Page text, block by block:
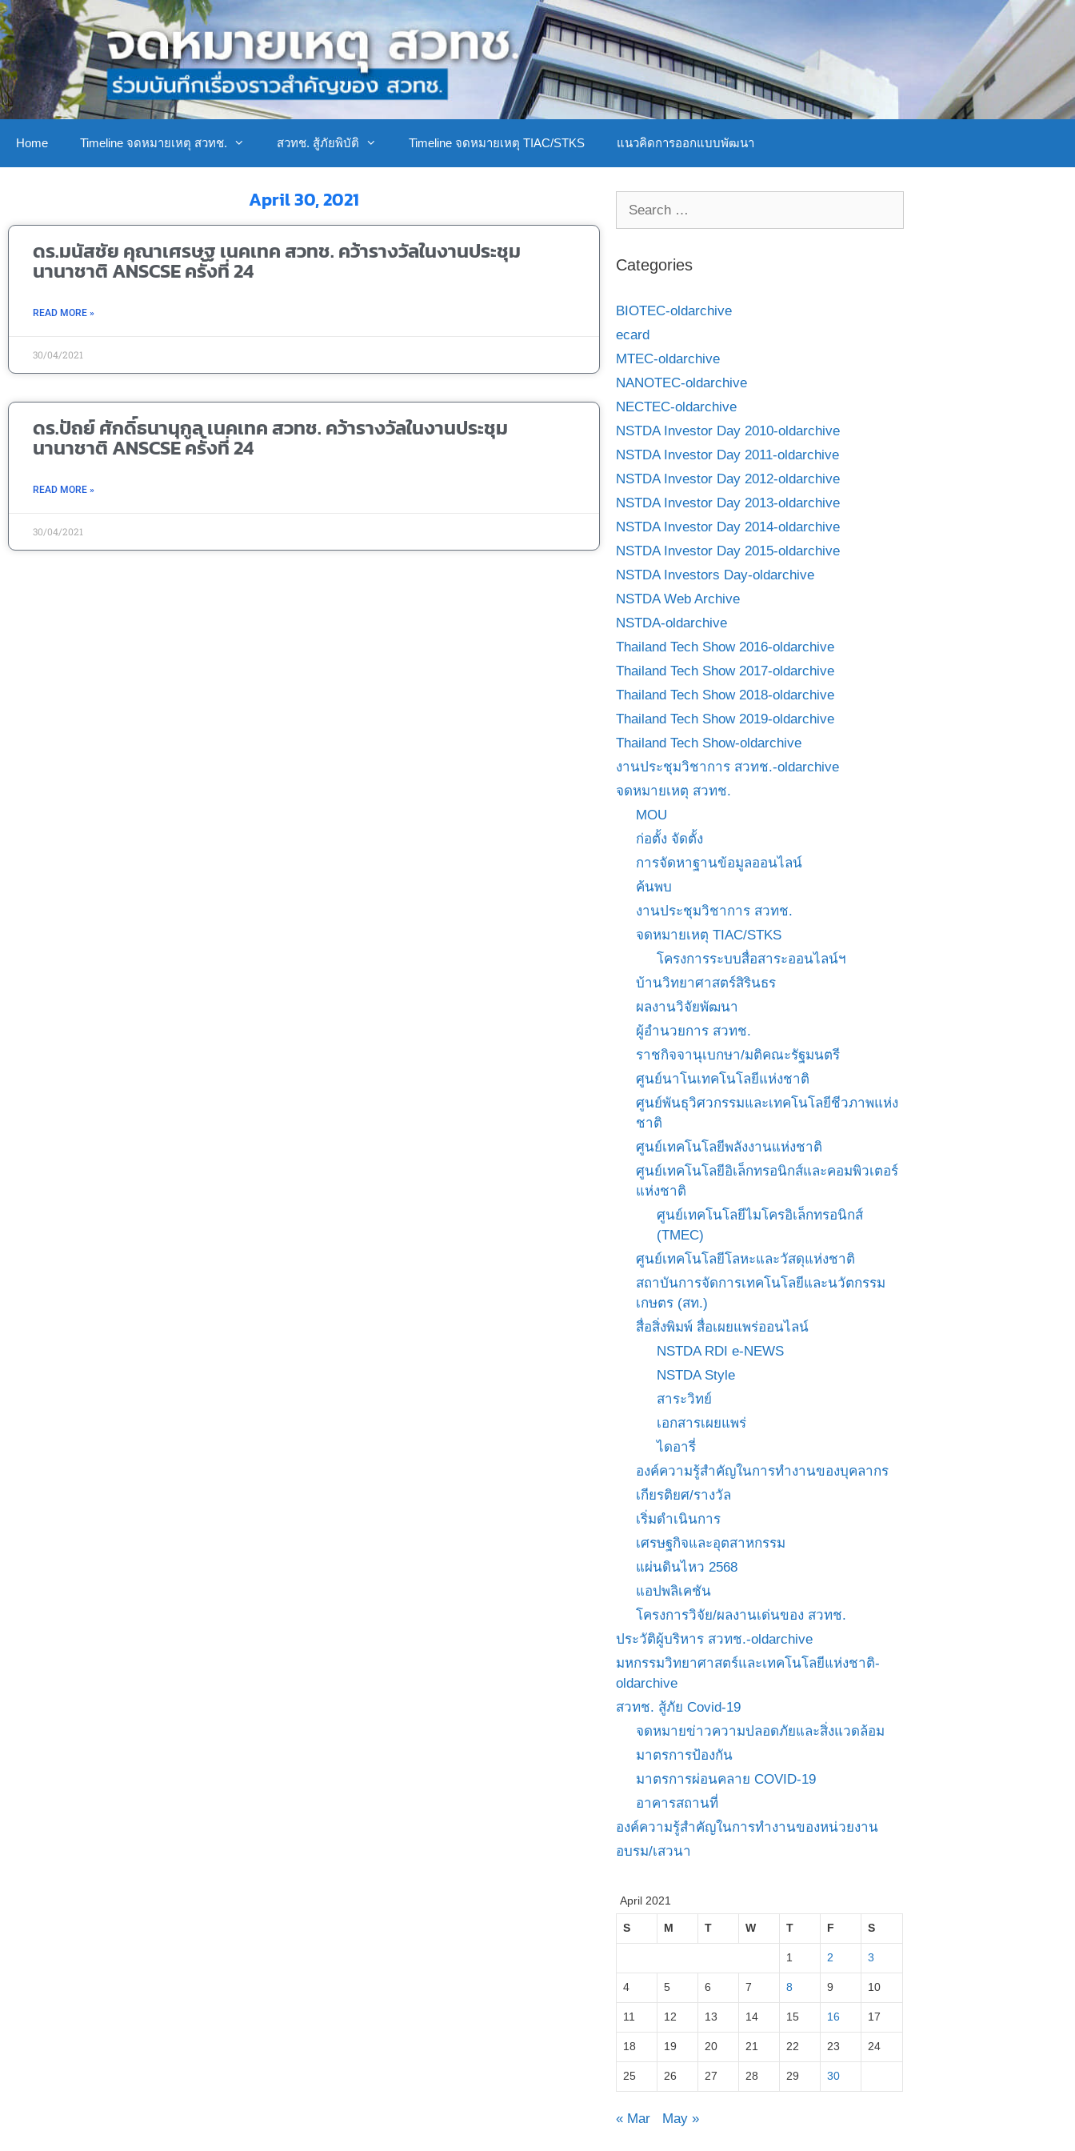
Home Timeline จดหมายเหตุ สวทช. สวทช. สู้ภัยพิบัติ Timeline จดหมายเหตุ TIAC/STKS แนวคิดการออกแบบพัฒนา
April 30, 2021
ดร.มนัสชัย คุณาเศรษฐ เนคเทค สวทช. คว้ารางวัลในงานประชุม
นานาชาติ ANSCSE ครั้งที่ 24
READ MORE »
30/04/2021
ดร.ปัถย์ ศักดิ์ธนานุกูล เนคเทค สวทช. คว้ารางวัลในงานประชุม
นานาชาติ ANSCSE ครั้งที่ 24
READ MORE »
30/04/2021
Categories
BIOTEC-oldarchive
ecard
MTEC-oldarchive
NANOTEC-oldarchive
NECTEC-oldarchive
NSTDA Investor Day 2010-oldarchive
NSTDA Investor Day 2011-oldarchive
NSTDA Investor Day 2012-oldarchive
NSTDA Investor Day 2013-oldarchive
NSTDA Investor Day 2014-oldarchive
NSTDA Investor Day 2015-oldarchive
NSTDA Investors Day-oldarchive
NSTDA Web Archive
NSTDA-oldarchive
Thailand Tech Show 2016-oldarchive
Thailand Tech Show 2017-oldarchive
Thailand Tech Show 2018-oldarchive
Thailand Tech Show 2019-oldarchive
Thailand Tech Show-oldarchive
งานประชุมวิชาการ สวทช.-oldarchive
จดหมายเหตุ สวทช.
MOU
ก่อตั้ง จัดตั้ง
การจัดหาฐานข้อมูลออนไลน์
ค้นพบ
งานประชุมวิชาการ สวทช.
จดหมายเหตุ TIAC/STKS
โครงการระบบสื่อสาระออนไลน์ฯ
บ้านวิทยาศาสตร์สิรินธร
ผลงานวิจัยพัฒนา
ผู้อำนวยการ สวทช.
ราชกิจจานุเบกษา/มติคณะรัฐมนตรี
ศูนย์นาโนเทคโนโลยีแห่งชาติ
ศูนย์พันธุวิศวกรรมและเทคโนโลยีชีวภาพแห่ง
ชาติ
ศูนย์เทคโนโลยีพลังงานแห่งชาติ
ศูนย์เทคโนโลยีอิเล็กทรอนิกส์และคอมพิวเตอร์
แห่งชาติ
ศูนย์เทคโนโลยีไมโครอิเล็กทรอนิกส์
(TMEC)
ศูนย์เทคโนโลยีโลหะและวัสดุแห่งชาติ
สถาบันการจัดการเทคโนโลยีและนวัตกรรม
เกษตร (สท.)
สื่อสิ่งพิมพ์ สื่อเผยแพร่ออนไลน์
NSTDA RDI e-NEWS
NSTDA Style
สาระวิทย์
เอกสารเผยแพร่
ไดอารี่
องค์ความรู้สำคัญในการทำงานของบุคลากร
เกียรติยศ/รางวัล
เริ่มดำเนินการ
เศรษฐกิจและอุตสาหกรรม
แผ่นดินไหว 2568
แอปพลิเคชัน
โครงการวิจัย/ผลงานเด่นของ สวทช.
ประวัติผู้บริหาร สวทช.-oldarchive
มหกรรมวิทยาศาสตร์และเทคโนโลยีแห่งชาติ-
oldarchive
สวทช. สู้ภัย Covid-19
จดหมายข่าวความปลอดภัยและสิ่งแวดล้อม
มาตรการป้องกัน
มาตรการผ่อนคลาย COVID-19
อาคารสถานที่
องค์ความรู้สำคัญในการทำงานของหน่วยงาน
อบรม/เสวนา
April 2021
S M T W T F S
1 2 3
4 5 6 7 8 9 10
11 12 13 14 15 16 17
18 19 20 21 22 23 24
25 26 27 28 29 30
« Mar May »